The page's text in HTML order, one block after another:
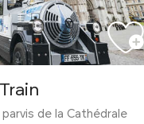
de la Cathédrale